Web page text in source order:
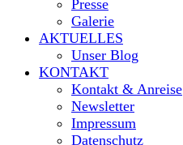
Presse
Galerie
AKTUELLES
Unser Blog
KONTAKT
Kontakt & Anreise
Newsletter
Impressum
Datenschutz